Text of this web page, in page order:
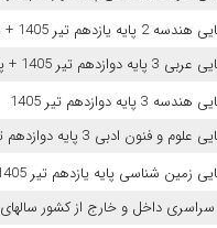
تیر 1405 + پاسخ
تیر 1405 + پاسخ
دوازدهم تیر 1405
ادبی 3 پایه دوازدهم تیر 1405
زمین شناسی پایه یازدهم تیر 1405
داخل و خارج از کشور سالهای 1381 تا 1405